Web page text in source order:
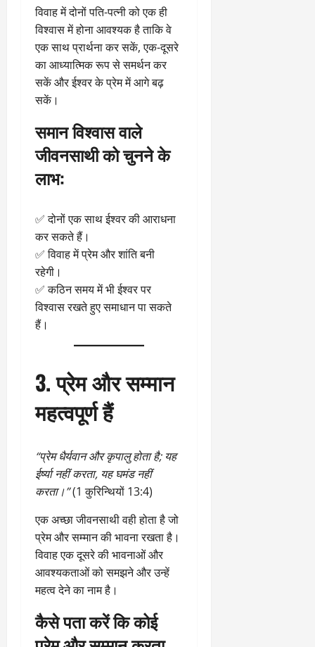
विवाह में दोनों पति-पत्नी को एक ही
विश्वास में होना आवश्यक है ताकि वे
एक साथ प्रार्थना कर सकें, एक-दूसरे
का आध्यात्मिक रूप से समर्थन कर
सकें और ईश्वर के प्रेम में आगे बढ़
सकें।
समान विश्वास वाले
जीवनसाथी को चुनने के
लाभ:
✅ दोनों एक साथ ईश्वर की आराधना
कर सकते हैं।
✅ विवाह में प्रेम और शांति बनी
रहेगी।
✅ कठिन समय में भी ईश्वर पर
विश्वास रखते हुए समाधान पा सकते
हैं।
3. प्रेम और सम्मान
महत्वपूर्ण हैं
“प्रेम धैर्यवान और कृपालु होता है; यह
ईर्ष्या नहीं करता, यह घमंड नहीं
करता।”(1 कुरिन्थियों 13:4)
एक अच्छा जीवनसाथी वही होता है जो
प्रेम और सम्मान की भावना रखता है।
विवाह एक दूसरे की भावनाओं और
आवश्यकताओं को समझने और उन्हें
महत्व देने का नाम है।
कैसे पता करें कि कोई